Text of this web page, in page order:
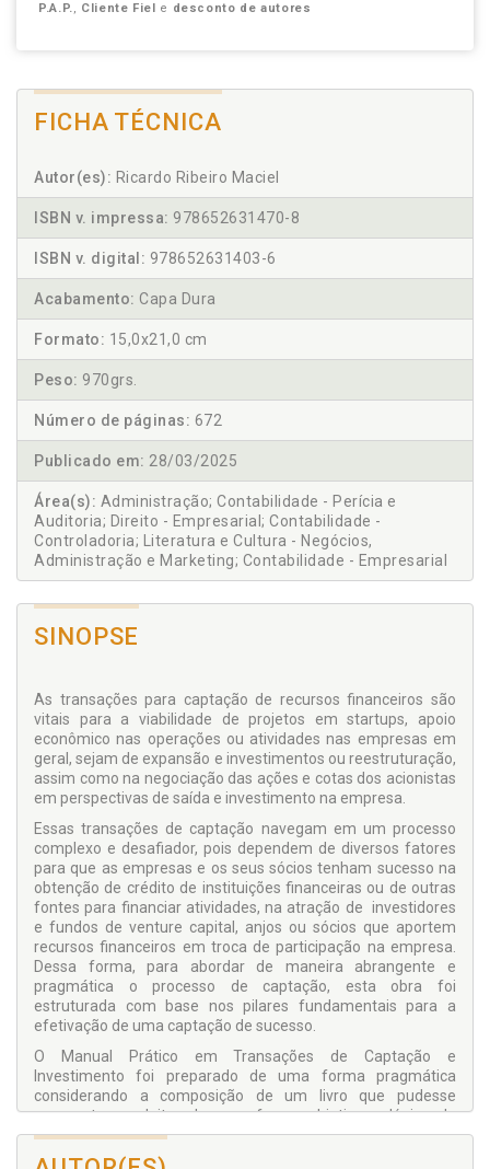
P.A.P., Cliente Fiel e desconto de autores
FICHA TÉCNICA
Autor(es): Ricardo Ribeiro Maciel
ISBN v. impressa: 978652631470-8
ISBN v. digital: 978652631403-6
Acabamento: Capa Dura
Formato: 15,0x21,0 cm
Peso: 970grs.
Número de páginas: 672
Publicado em: 28/03/2025
Área(s): Administração; Contabilidade - Perícia e
Auditoria; Direito - Empresarial; Contabilidade -
Controladoria; Literatura e Cultura - Negócios,
Administração e Marketing; Contabilidade - Empresarial
SINOPSE
As transações para captação de recursos financeiros são
vitais para a viabilidade de projetos em startups, apoio
econômico nas operações ou atividades nas empresas em
geral, sejam de expansão e investimentos ou reestruturação,
assim como na negociação das ações e cotas dos acionistas
em perspectivas de saída e investimento na empresa.
Essas transações de captação navegam em um processo
complexo e desafiador, pois dependem de diversos fatores
para que as empresas e os seus sócios tenham sucesso na
obtenção de crédito de instituições financeiras ou de outras
fontes para financiar atividades, na atração de investidores
e fundos de venture capital, anjos ou sócios que aportem
recursos financeiros em troca de participação na empresa.
Dessa forma, para abordar de maneira abrangente e
pragmática o processo de captação, esta obra foi
estruturada com base nos pilares fundamentais para a
efetivação de uma captação de sucesso.
O Manual Prático em Transações de Captação e
Investimento foi preparado de uma forma pragmática
considerando a composição de um livro que pudesse
apresentar ao leitor de uma forma objetiva a lógica da
navegação sobre as variáveis intrínsecas aplicáveis durante
o processo do racional nas captações.